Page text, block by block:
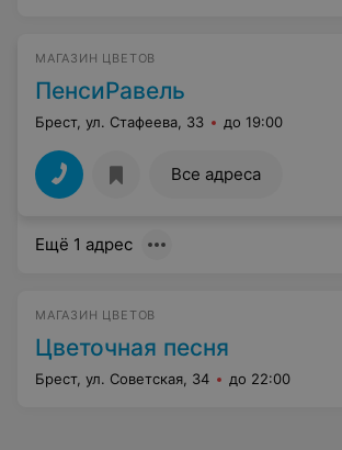
МАГАЗИН ЦВЕТОВ
ПенсиРавель
Брест, ул. Стафеева, 33 до 19:00
Все адреса
Ещё 1 адрес
МАГАЗИН ЦВЕТОВ
Цветочная песня
Брест, ул. Советская, 34 до 22:00